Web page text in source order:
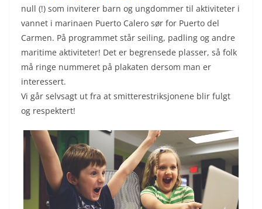
null (!) som inviterer barn og ungdommer til aktiviteter i
vannet i marinaen Puerto Calero sør for Puerto del
Carmen. På programmet står seiling, padling og andre
maritime aktiviteter! Det er begrensede plasser, så folk
må ringe nummeret på plakaten dersom man er
interessert.
Vi går selvsagt ut fra at smitterestriksjonene blir fulgt
og respektert!